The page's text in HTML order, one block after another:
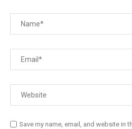
Save my name, email, and website in